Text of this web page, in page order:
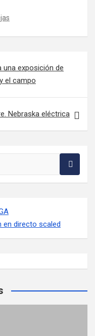
una exposición de
el campo
Nebraska eléctrica